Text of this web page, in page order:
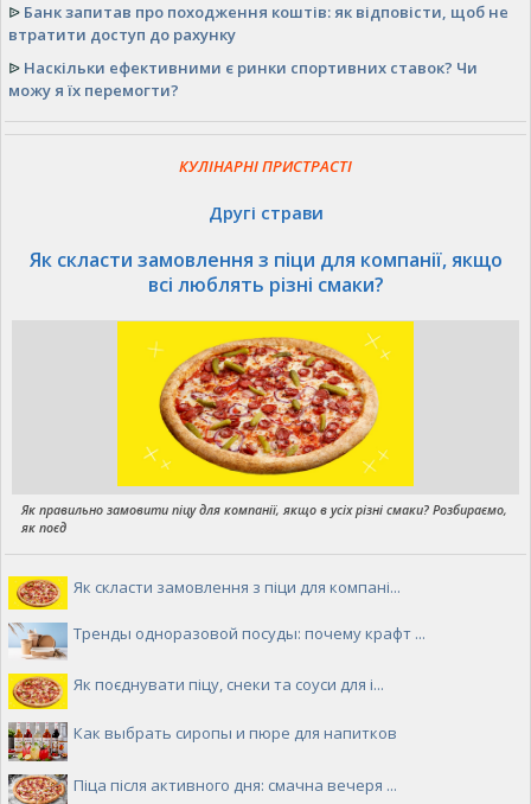
ᐉ Банк запитав про походження коштів: як відповісти, щоб не
втратити доступ до рахунку
ᐉ Наскільки ефективними є ринки спортивних ставок? Чи
можу я їх перемогти?
КУЛІНАРНІ ПРИСТРАСТІ
Другі страви
Як скласти замовлення з піци для компанії, якщо
всі люблять різні смаки?
Як правильно замовити піцу для компанії, якщо в усіх різні смаки? Розбираємо,
як поєд
Як скласти замовлення з піци для компані...
Тренды одноразовой посуды: почему крафт ...
Як поєднувати піцу, снеки та соуси для і...
Как выбрать сиропы и пюре для напитков
Піца після активного дня: смачна вечеря ...